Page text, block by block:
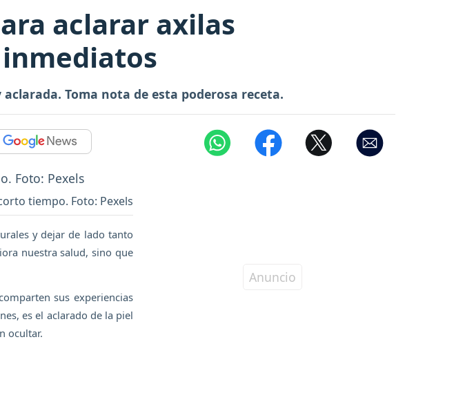
aclarar axilas
Toma nota de esta poderosa receta.
tiempo. Foto: Pexels
y dejar de lado tanto
nuestra salud, sino que
sus experiencias
es el aclarado de la piel
ocultar.